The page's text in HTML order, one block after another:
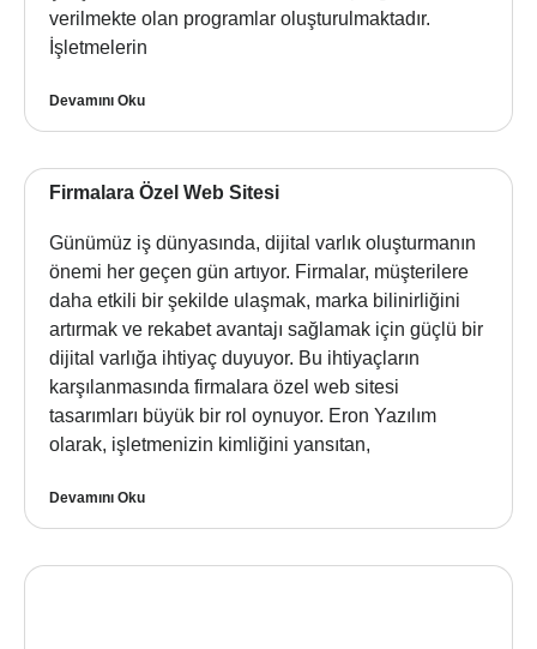
verilmekte olan programlar oluşturulmaktadır.
İşletmelerin
Devamını Oku
Firmalara Özel Web Sitesi
Günümüz iş dünyasında, dijital varlık oluşturmanın
önemi her geçen gün artıyor. Firmalar, müşterilere
daha etkili bir şekilde ulaşmak, marka bilinirliğini
artırmak ve rekabet avantajı sağlamak için güçlü bir
dijital varlığa ihtiyaç duyuyor. Bu ihtiyaçların
karşılanmasında firmalara özel web sitesi
tasarımları büyük bir rol oynuyor. Eron Yazılım
olarak, işletmenizin kimliğini yansıtan,
Devamını Oku